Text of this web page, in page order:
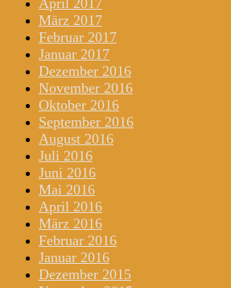
März 2017
Februar 2017
Januar 2017
Dezember 2016
November 2016
Oktober 2016
September 2016
August 2016
Juli 2016
Juni 2016
Mai 2016
April 2016
März 2016
Februar 2016
Januar 2016
Dezember 2015